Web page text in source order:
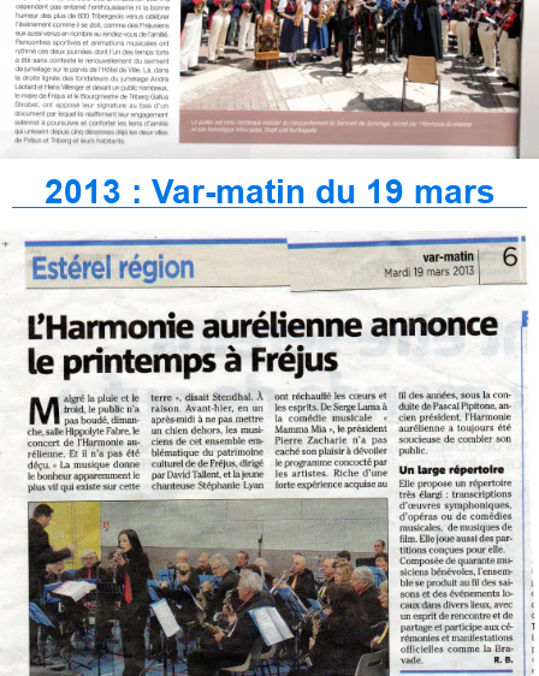
2013 : Var-matin du 19 mars